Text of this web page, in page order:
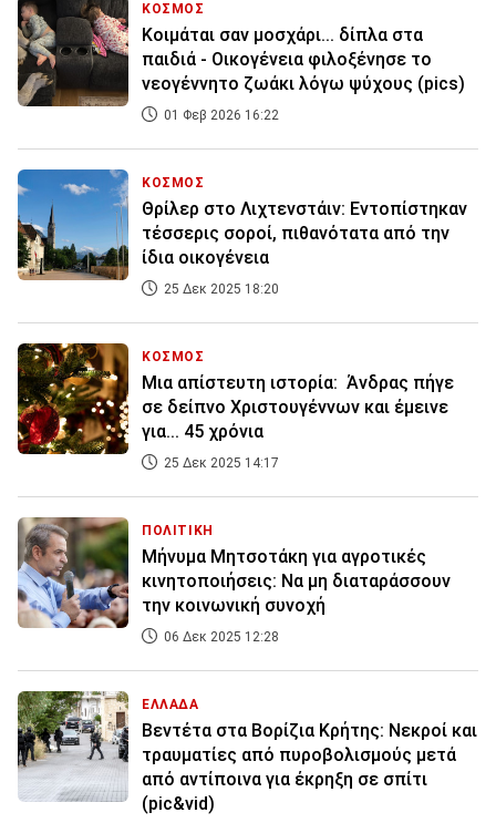
ΚΟΣΜΟΣ
Κοιμάται σαν μοσχάρι... δίπλα στα
παιδιά - Οικογένεια φιλοξένησε το
νεογέννητο ζωάκι λόγω ψύχους (pics)
01 Φεβ 2026 16:22
ΚΟΣΜΟΣ
Θρίλερ στο Λιχτενστάιν: Εντοπίστηκαν
τέσσερις σοροί, πιθανότατα από την
ίδια οικογένεια
25 Δεκ 2025 18:20
ΚΟΣΜΟΣ
Μια απίστευτη ιστορία: Άνδρας πήγε
σε δείπνο Χριστουγέννων και έμεινε
για... 45 χρόνια
25 Δεκ 2025 14:17
ΠΟΛΙΤΙΚΗ
Μήνυμα Μητσοτάκη για αγροτικές
κινητοποιήσεις: Να μη διαταράσσουν
την κοινωνική συνοχή
06 Δεκ 2025 12:28
ΕΛΛΑΔΑ
Βεντέτα στα Βορίζια Κρήτης: Νεκροί και
τραυματίες από πυροβολισμούς μετά
από αντίποινα για έκρηξη σε σπίτι
(pic&vid)